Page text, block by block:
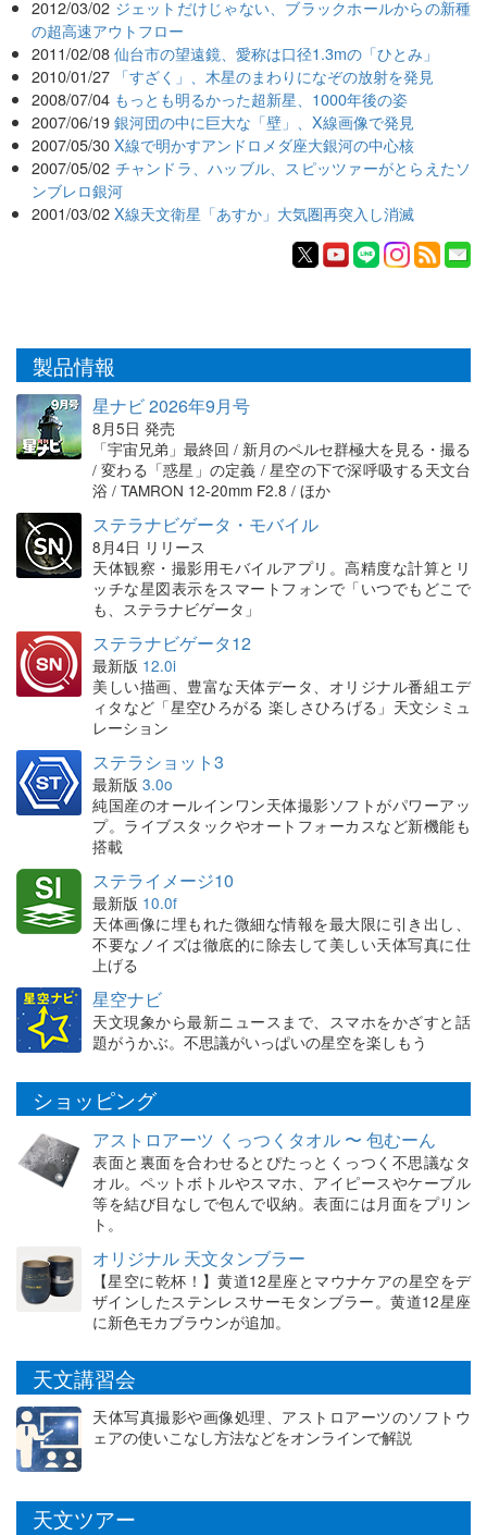
2012/03/02 ジェットだけじゃない、ブラックホールからの新種
の超高速アウトフロー
2011/02/08 仙台市の望遠鏡、愛称は口径1.3mの「ひとみ」
2010/01/27 「すざく」、木星のまわりになぞの放射を発見
2008/07/04 もっとも明るかった超新星、1000年後の姿
2007/06/19 銀河団の中に巨大な「壁」、X線画像で発見
2007/05/30 X線で明かすアンドロメダ座大銀河の中心核
2007/05/02 チャンドラ、ハッブル、スピッツァーがとらえたソ
ンブレロ銀河
2001/03/02 X線天文衛星「あすか」大気圏再突入し消滅
製品情報
星ナビ 2026年9月号
8月5日 発売
「宇宙兄弟」最終回 / 新月のペルセ群極大を見る・撮る
/ 変わる「惑星」の定義 / 星空の下で深呼吸する天文台
浴 / TAMRON 12-20mm F2.8 / ほか
ステラナビゲータ・モバイル
8月4日 リリース
天体観察・撮影用モバイルアプリ。高精度な計算とリ
ッチな星図表示をスマートフォンで「いつでもどこで
も、ステラナビゲータ」
ステラナビゲータ12
最新版 12.0i
美しい描画、豊富な天体データ、オリジナル番組エデ
ィタなど「星空ひろがる 楽しさひろげる」天文シミュ
レーション
ステラショット3
最新版 3.0o
純国産のオールインワン天体撮影ソフトがパワーアッ
プ。ライブスタックやオートフォーカスなど新機能も
搭載
ステライメージ10
最新版 10.0f
天体画像に埋もれた微細な情報を最大限に引き出し、
不要なノイズは徹底的に除去して美しい天体写真に仕
上げる
星空ナビ
天文現象から最新ニュースまで、スマホをかざすと話
題がうかぶ。不思議がいっぱいの星空を楽しもう
ショッピング
アストロアーツ くっつくタオル 〜 包むーん
表面と裏面を合わせるとぴたっとくっつく不思議なタ
オル。ペットボトルやスマホ、アイピースやケーブル
等を結び目なしで包んで収納。表面には月面をプリン
ト。
オリジナル 天文タンブラー
【星空に乾杯！】黄道12星座とマウナケアの星空をデ
ザインしたステンレスサーモタンブラー。黄道12星座
に新色モカブラウンが追加。
天文講習会
天体写真撮影や画像処理、アストロアーツのソフトウ
ェアの使いこなし方法などをオンラインで解説
天文ツアー